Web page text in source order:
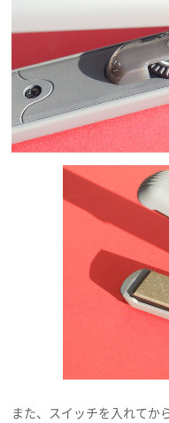
また、スイッチを入れてか